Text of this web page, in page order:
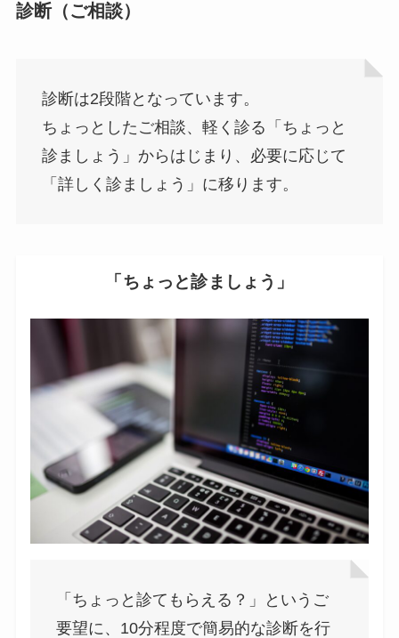
診断（ご相談）
診断は2段階となっています。
ちょっとしたご相談、軽く診る「ちょっと
診ましょう」からはじまり、必要に応じて
「詳しく診ましょう」に移ります。
「ちょっと診ましょう」
「ちょっと診てもらえる？」というご
要望に、10分程度で簡易的な診断を行